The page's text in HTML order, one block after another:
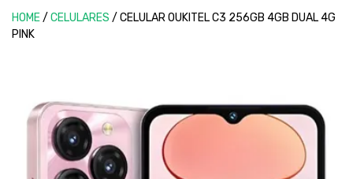
HOME/ CELULARES / CELULAR OUKITEL C3 256GB 4GB DUAL 4G
PINK